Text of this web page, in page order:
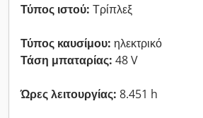
Τύπος ιστού: Τρίπλεξ
Τύπος καυσίμου: ηλεκτρικό
Τάση μπαταρίας: 48 V
Ώρες λειτουργίας: 8.451 h